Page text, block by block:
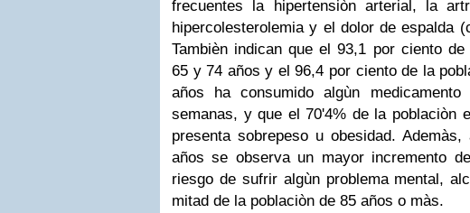
frecuentes la hipertensiòn arterial, la
hipercolesterolemia y el dolor de espalda
Tambièn indican que el 93,1 por ciento
65 y 74 años y el 96,4 por ciento de la
años ha consumido algùn
semanas, y que el 70'4% de la poblaciòn
presenta sobrepeso u obesidad.
años se observa un mayor incremento
riesgo de sufrir algùn problema mental,
mitad de la poblaciòn de 85 años o màs.